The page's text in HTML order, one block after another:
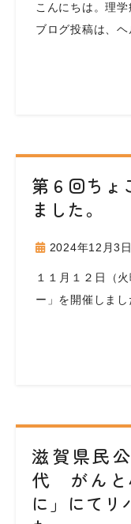
こんにちは。理
ブログ投稿は、ヘ
第６回ちょ
ました。
2024年12月3日
１１月１２日（
ー」を開催しま
滋賀県民
代 がんと
に」にてリ